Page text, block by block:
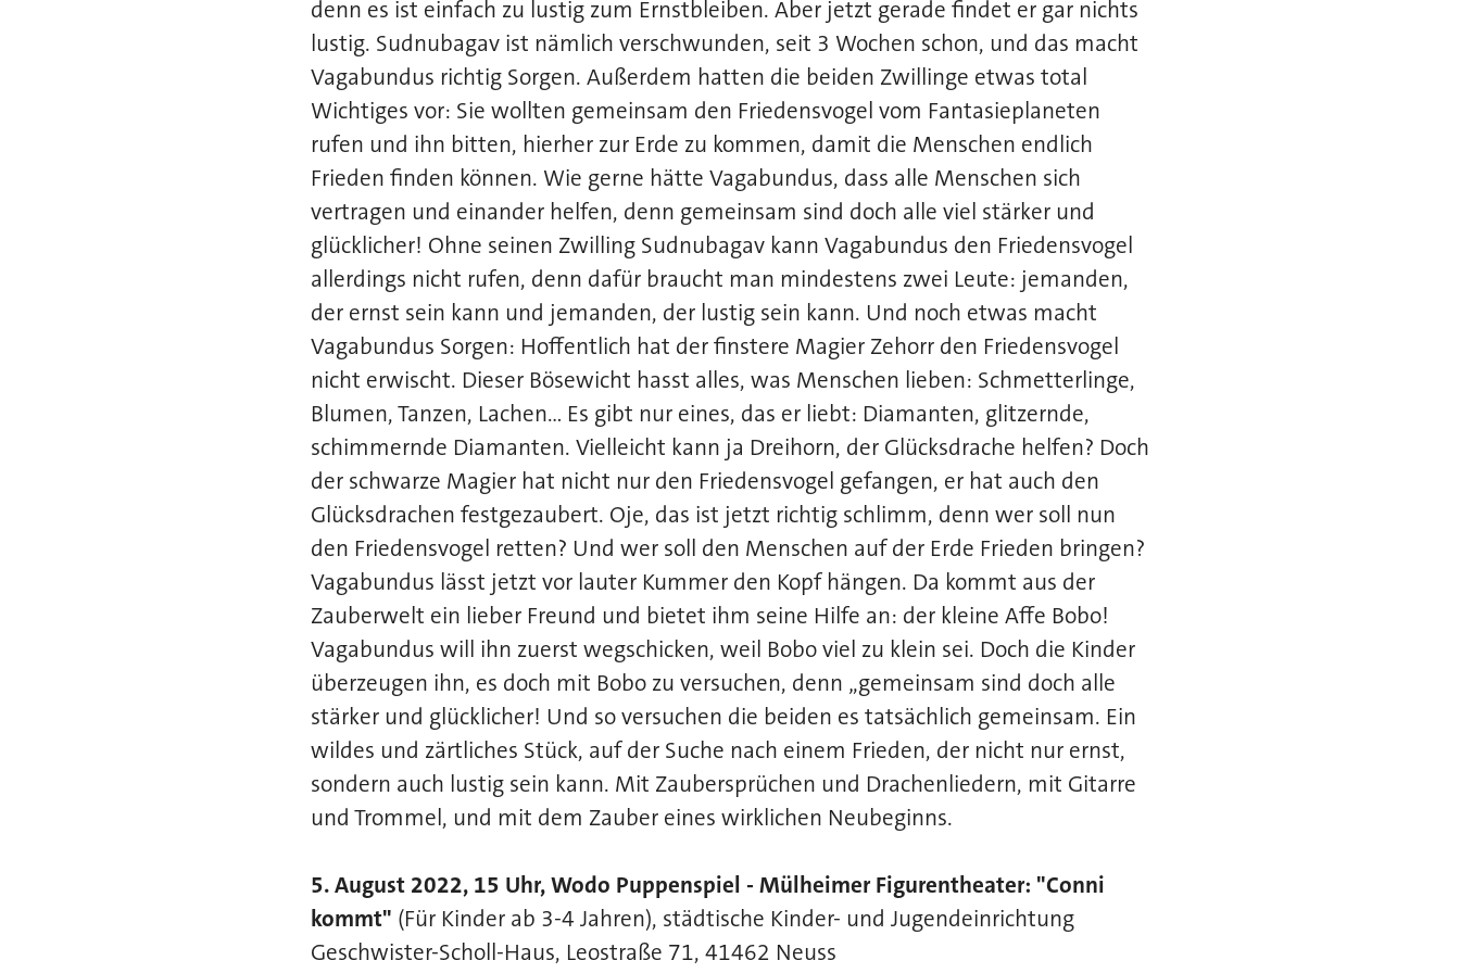
denn es ist einfach zu lustig zum Ernstbleiben. Aber jetzt gerade findet er gar nichts
lustig. Sudnubagav ist nämlich verschwunden, seit 3 Wochen schon, und das macht
Vagabundus richtig Sorgen. Außerdem hatten die beiden Zwillinge etwas total
Wichtiges vor: Sie wollten gemeinsam den Friedensvogel vom Fantasieplaneten
rufen und ihn bitten, hierher zur Erde zu kommen, damit die Menschen endlich
Frieden finden können. Wie gerne hätte Vagabundus, dass alle Menschen sich
vertragen und einander helfen, denn gemeinsam sind doch alle viel stärker und
glücklicher! Ohne seinen Zwilling Sudnubagav kann Vagabundus den Friedensvogel
allerdings nicht rufen, denn dafür braucht man mindestens zwei Leute: jemanden,
der ernst sein kann und jemanden, der lustig sein kann. Und noch etwas macht
Vagabundus Sorgen: Hoffentlich hat der finstere Magier Zehorr den Friedensvogel
nicht erwischt. Dieser Bösewicht hasst alles, was Menschen lieben: Schmetterlinge,
Blumen, Tanzen, Lachen… Es gibt nur eines, das er liebt: Diamanten, glitzernde,
schimmernde Diamanten. Vielleicht kann ja Dreihorn, der Glücksdrache helfen? Doch
der schwarze Magier hat nicht nur den Friedensvogel gefangen, er hat auch den
Glücksdrachen festgezaubert. Oje, das ist jetzt richtig schlimm, denn wer soll nun
den Friedensvogel retten? Und wer soll den Menschen auf der Erde Frieden bringen?
Vagabundus lässt jetzt vor lauter Kummer den Kopf hängen. Da kommt aus der
Zauberwelt ein lieber Freund und bietet ihm seine Hilfe an: der kleine Affe Bobo!
Vagabundus will ihn zuerst wegschicken, weil Bobo viel zu klein sei. Doch die Kinder
überzeugen ihn, es doch mit Bobo zu versuchen, denn „gemeinsam sind doch alle
stärker und glücklicher! Und so versuchen die beiden es tatsächlich gemeinsam. Ein
wildes und zärtliches Stück, auf der Suche nach einem Frieden, der nicht nur ernst,
sondern auch lustig sein kann. Mit Zaubersprüchen und Drachenliedern, mit Gitarre
und Trommel, und mit dem Zauber eines wirklichen Neubeginns.
5. August 2022, 15 Uhr, Wodo Puppenspiel - Mülheimer Figurentheater: "Conni
kommt" (Für Kinder ab 3-4 Jahren), städtische Kinder- und Jugendeinrichtung
Geschwister-Scholl-Haus, Leostraße 71, 41462 Neuss